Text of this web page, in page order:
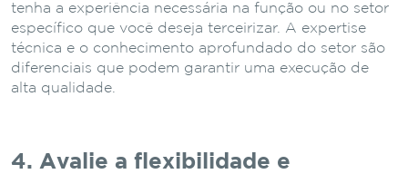
tenha a experiência necessária na função ou no setor
específico que você deseja terceirizar. A expertise
técnica e o conhecimento aprofundado do setor são
diferenciais que podem garantir uma execução de
alta qualidade.
4. Avalie a flexibilidade e